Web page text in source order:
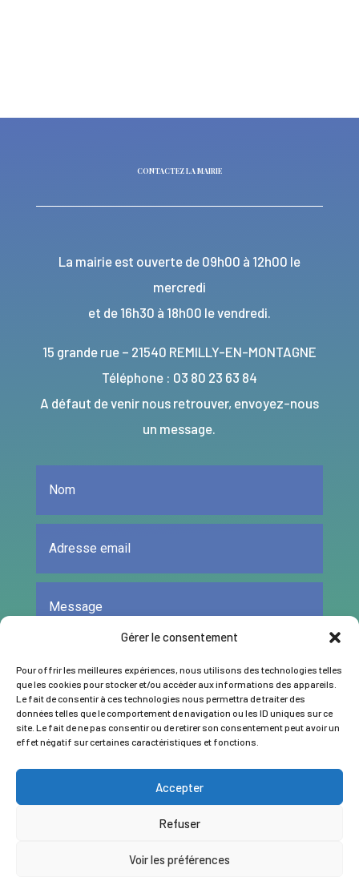
Gérer le consentement
Pour offrir les meilleures expériences, nous utilisons des technologies telles
que les cookies pour stocker et/ou accéder aux informations des appareils.
Le fait de consentir à ces technologies nous permettra de traiter des
données telles que le comportement de navigation ou les ID uniques sur ce
site. Le fait de ne pas consentir ou de retirer son consentement peut avoir un
effet négatif sur certaines caractéristiques et fonctions.
Accepter
Refuser
Voir les préférences
CONTACTEZ LA MAIRIE
La mairie est ouverte de 09h00 à 12h00 le
mercredi
et de 16h30 à 18h00 le vendredi.
15 grande rue – 21540 REMILLY-EN-MONTAGNE
Téléphone : 03 80 23 63 84
A défaut de venir nous retrouver, envoyez-nous
un message.
ENVOYER
Copyright © 2026 Grafitek.fr